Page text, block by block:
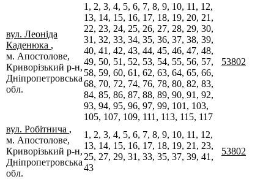
вул. Леоніда
Каденюка ,
м. Апостолове,
Криворізький р-н,
Дніпропетровська
обл.
1, 2, 3, 4, 5, 6, 7, 8, 9, 10, 11, 12,
13, 14, 15, 16, 17, 18, 19, 20, 21,
22, 23, 24, 25, 26, 27, 28, 29, 30,
31, 32, 33, 34, 35, 36, 37, 38, 39,
40, 41, 42, 43, 44, 45, 46, 47, 48,
49, 50, 51, 52, 53, 54, 55, 56, 57,
58, 59, 60, 61, 62, 63, 64, 65, 66,
68, 70, 72, 74, 76, 78, 80, 82, 83,
84, 85, 86, 87, 88, 89, 90, 91, 92,
93, 94, 95, 96, 97, 99, 101, 103,
105, 107, 109, 111, 113, 115, 117
53802
вул. Робітнича ,
м. Апостолове,
Криворізький р-н,
Дніпропетровська
обл.
1, 2, 3, 4, 5, 6, 7, 8, 9, 10, 11, 12,
13, 14, 15, 16, 17, 18, 19, 21, 23,
25, 27, 29, 31, 33, 35, 37, 39, 41,
43
53802